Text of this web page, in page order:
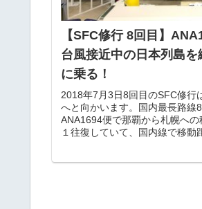
【SFC修行 8回目】
台風接近中の日本列島
に乗る！
2018年7月3日8回目のSFC修行
へと向かいます。国内最長路線
ANA1694便で那覇から札幌へ
１往復していて、国内線で移動